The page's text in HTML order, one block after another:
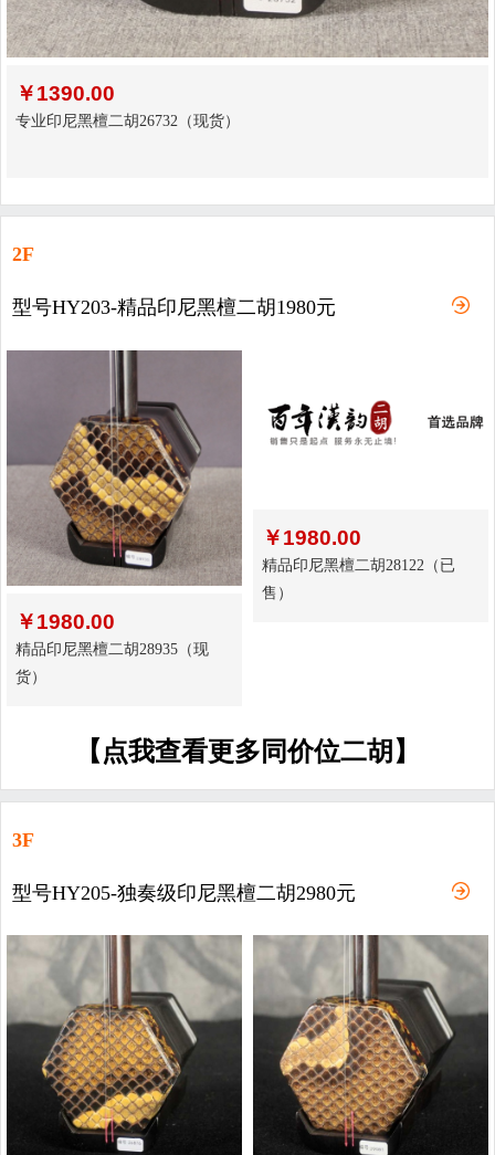
￥1390.00
专业印尼黑檀二胡26732（现货）
2F
型号HY203-精品印尼黑檀二胡1980元
￥1980.00
精品印尼黑檀二胡28935（现
货）
￥1980.00
精品印尼黑檀二胡28122（已
售）
【点我查看更多同价位二胡】
3F
型号HY205-独奏级印尼黑檀二胡2980元